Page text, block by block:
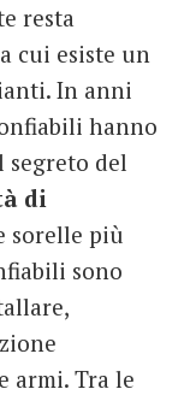
resta
cui esiste un
In anni
hanno
del
di
sorelle più
sono
armi. Tra le